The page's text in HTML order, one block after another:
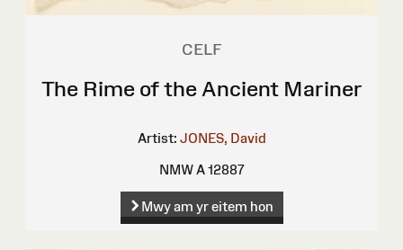
CELF
The Rime of the Ancient Mariner
Artist: JONES, David
NMW A 12887
Mwy am yr eitem hon